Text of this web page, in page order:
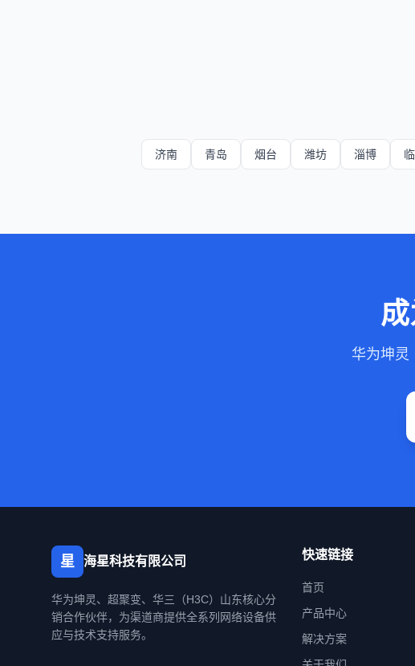
济南 青岛 烟台 潍坊 淄博
华为坤灵
星 海星科技有限公司
华为坤灵、超聚变、华三（H3C）山东核心分
销合作伙伴，为渠道商提供全系列网络设备供
应与技术支持服务。
快速链接
首页
产品中心
解决方案